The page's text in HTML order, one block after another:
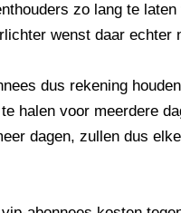
zo lang te
wenst daar echter
dus rekening
halen voor meerdere
dagen, zullen dus